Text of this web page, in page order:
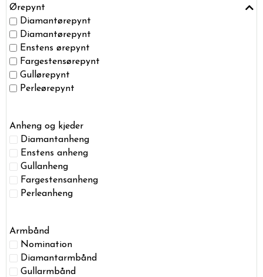
Ørepynt
Diamantørepynt
Diamantørepynt
Enstens ørepynt
Fargestensørepynt
Gullørepynt
Perleørepynt
Anheng og kjeder
Diamantanheng
Enstens anheng
Gullanheng
Fargestensanheng
Perleanheng
Armbånd
Nomination
Diamantarmbånd
Gullarmbånd